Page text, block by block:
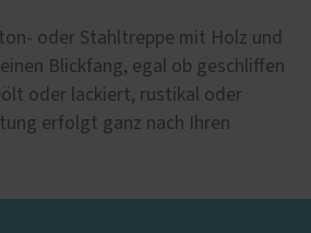
oder Stahltreppe mit Holz und
Blickfang, egal ob geschliffen
oder lackiert, rustikal oder
erfolgt ganz nach Ihren